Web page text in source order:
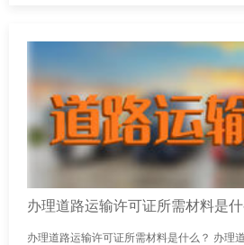
办理道路运输许可证所需材料是什
办理道路运输许可证所需材料是什么？ 办理